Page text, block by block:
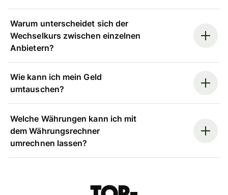
Warum unterscheidet sich der
Wechselkurs zwischen einzelnen
Anbietern?
Wie kann ich mein Geld
umtauschen?
Welche Währungen kann ich mit
dem Währungsrechner
umrechnen lassen?